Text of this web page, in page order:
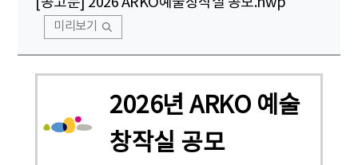
미리보기
2026년 ARKO 예술
창작실 공모